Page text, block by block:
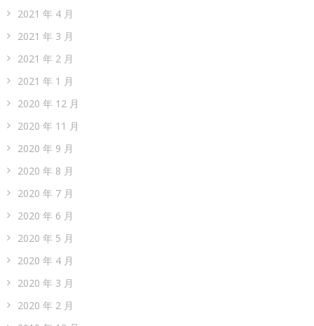
2021 年 4 月
2021 年 3 月
2021 年 2 月
2021 年 1 月
2020 年 12 月
2020 年 11 月
2020 年 9 月
2020 年 8 月
2020 年 7 月
2020 年 6 月
2020 年 5 月
2020 年 4 月
2020 年 3 月
2020 年 2 月